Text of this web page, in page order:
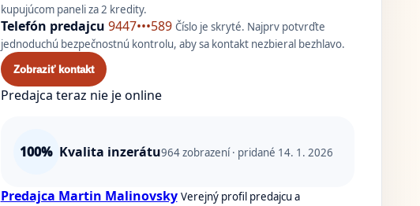
kupujúcom paneli za 2 kredity.
Telefón predajcu 9447•••589 Číslo je skryté. Najprv potvrďte
jednoduchú bezpečnostnú kontrolu, aby sa kontakt nezbieral bezhlavo.
Zobraziť kontakt
Predajca teraz nie je online
100% Kvalita inzerátu964zobrazení · pridané 14. 1. 2026
Predajca Martin Malinovsky Verejný profil predajcu a